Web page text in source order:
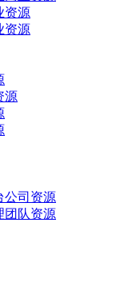
资源
资源
源
公司资源
团队资源